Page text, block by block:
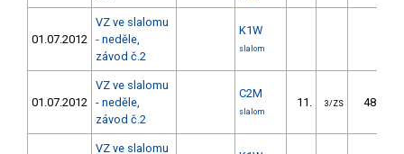
01.07.2012
VZ ve slalomu
- neděle,
závod č.2
K1W
slalom
01.07.2012
VZ ve slalomu
- neděle,
závod č.2
C2M
slalom
11. 3/ZS 48.60
VZ ve slalomu